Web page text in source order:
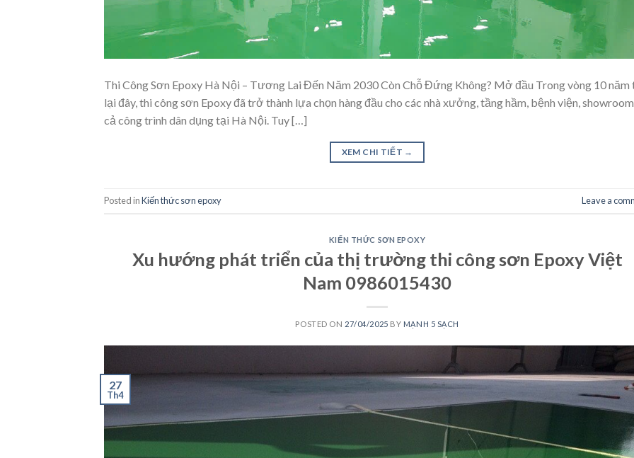
Thi Công Sơn Epoxy Hà Nội – Tương Lai Đến Năm 2030 Còn Chỗ Đứng Không? Mở đầu Trong vòng 10
lại đây, thi công sơn Epoxy đã trở thành lựa chọn hàng đầu cho các nhà xưởng, tầng hầm, bệnh viện,
cả công trình dân dụng tại Hà Nội. Tuy […]
XEM CHI TIẾT →
Posted inKiến thức sơn epoxy Leave a
KIẾN THỨC SƠN EPOXY
Xu hướng phát triển của thị trường thi công sơn Epoxy Việt
Nam 0986015430
POSTED ON 27/04/2025 BY MẠNH 5 SẠCH
27
Th4